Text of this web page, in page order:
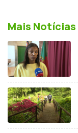
Mais Notícias